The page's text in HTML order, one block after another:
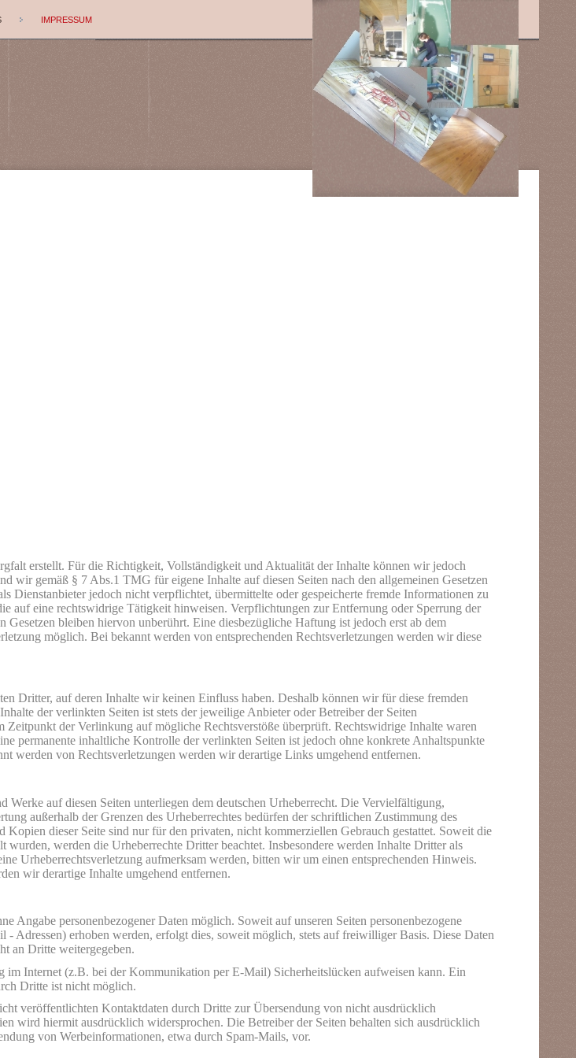
IMPRESSUM
erstellt. Für die Richtigkeit, Vollständigkeit und Aktualität der Inhalte können wir jedoch
wir gemäß § 7 Abs.1 TMG für eigene Inhalte auf diesen Seiten nach den allgemeinen Gesetzen
Dienstanbieter jedoch nicht verpflichtet, übermittelte oder gespeicherte fremde Informationen zu
auf eine rechtswidrige Tätigkeit hinweisen. Verpflichtungen zur Entfernung oder Sperrung der
bleiben hiervon unberührt. Eine diesbezügliche Haftung ist jedoch erst ab dem
möglich. Bei bekannt werden von entsprechenden Rechtsverletzungen werden wir diese
Dritter, auf deren Inhalte wir keinen Einfluss haben. Deshalb können wir für diese fremden
der verlinkten Seiten ist stets der jeweilige Anbieter oder Betreiber der Seiten
der Verlinkung auf mögliche Rechtsverstöße überprüft. Rechtswidrige Inhalte waren
permanente inhaltliche Kontrolle der verlinkten Seiten ist jedoch ohne konkrete Anhaltspunkte
werden von Rechtsverletzungen werden wir derartige Links umgehend entfernen.
Werke auf diesen Seiten unterliegen dem deutschen Urheberrecht. Die Vervielfältigung,
außerhalb der Grenzen des Urheberrechtes bedürfen der schriftlichen Zustimmung des
dieser Seite sind nur für den privaten, nicht kommerziellen Gebrauch gestattet. Soweit die
wurden, werden die Urheberrechte Dritter beachtet. Insbesondere werden Inhalte Dritter als
Urheberrechtsverletzung aufmerksam werden, bitten wir um einen entsprechenden Hinweis.
wir derartige Inhalte umgehend entfernen.
Angabe personenbezogener Daten möglich. Soweit auf unseren Seiten personenbezogene
- Adressen) erhoben werden, erfolgt dies, soweit möglich, stets auf freiwilliger Basis. Diese Daten
an Dritte weitergegeben.
im Internet (z.B. bei der Kommunikation per E-Mail) Sicherheitslücken aufweisen kann. Ein
Dritte ist nicht möglich.
veröffentlichten Kontaktdaten durch Dritte zur Übersendung von nicht ausdrücklich
wird hiermit ausdrücklich widersprochen. Die Betreiber der Seiten behalten sich ausdrücklich
von Werbeinformationen, etwa durch Spam-Mails, vor.